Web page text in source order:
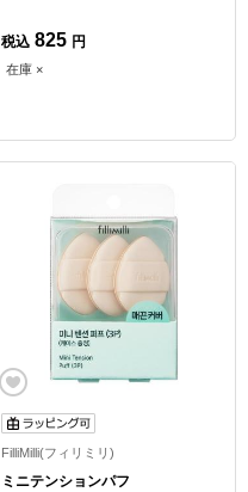
税込 825 円
在庫 ×
FilliMilli(フィリミリ)
ミニテンションパフ